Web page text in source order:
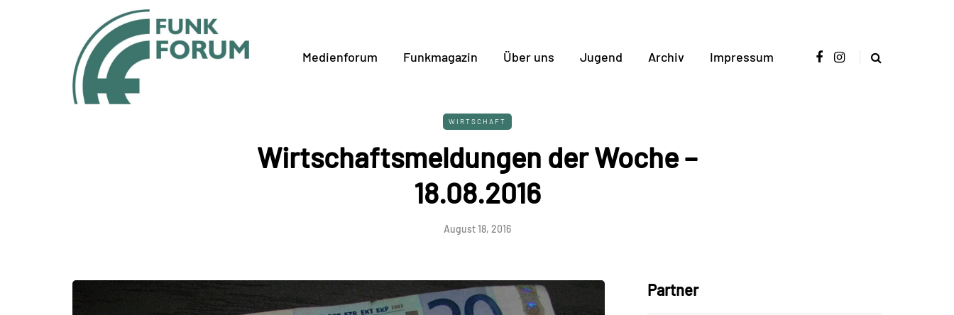
Medienforum Funkmagazin Über uns Jugend Archiv Impressum
WIRTSCHAFT
Wirtschaftsmeldungen der Woche –
18.08.2016
August 18, 2016
Partner